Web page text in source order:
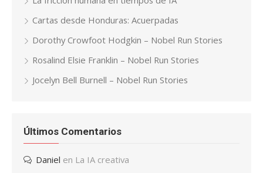
Cartas desde Honduras: Acuerpadas
Dorothy Crowfoot Hodgkin – Nobel Run Stories
Rosalind Elsie Franklin – Nobel Run Stories
Jocelyn Bell Burnell – Nobel Run Stories
Últimos Comentarios
Daniel en La IA creativa